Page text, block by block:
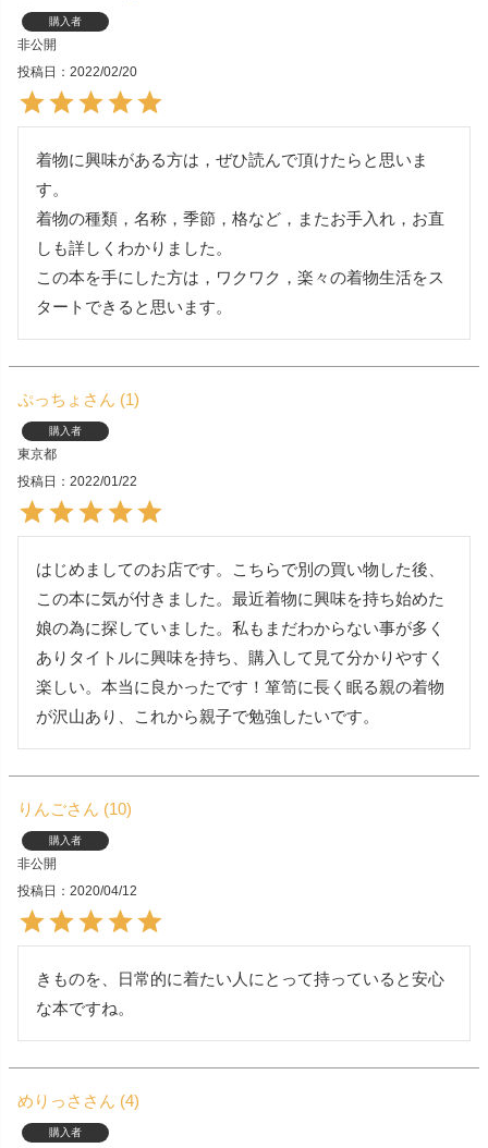
購入者
非公開
投稿日
2022/02/20
着物に興味がある方は，ぜひ読んで頂けたらと思いま
す。
着物の種類，名称，季節，格など，またお手入れ，お直
しも詳しくわかりました。
この本を手にした方は，ワクワク，楽々の着物生活をス
ぷっちょ 1
購入者
東京都
投稿日
2022/01/22
はじめましてのお店です。こちらで別の買い物した後、
この本に気が付きました。最近着物に興味を持ち始めた
娘の為に探していました。私もまだわからない事が多く
ありタイトルに興味を持ち、購入して見て分かりやすく
楽しい。本当に良かったです！箪笥に長く眠る親の着物
が沢山あり、これから親子で勉強したいです。
りんご 10
購入者
非公開
投稿日
2020/04/12
きものを、日常的に着たい人にとって持っていると安心
な本ですね。
めりっさ 4
購入者